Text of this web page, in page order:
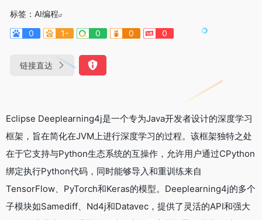
标签： AI编程
0
1- 0 0 0
链接直达
Eclipse Deeplearning4j是一个专为Java开发者设计的深度学习
框架，旨在简化在JVM上进行深度学习的过程。该框架独特之处
在于它支持与Python生态系统的互操作，允许用户通过CPython
绑定执行Python代码，同时能够导入和重训练来自
TensorFlow、PyTorch和Keras的模型。Deeplearning4j的多个
子模块如Samediff、Nd4j和Datavec，提供了灵活的API和强大